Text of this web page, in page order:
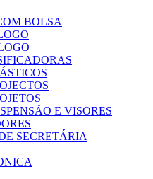
BOLSA
E VISORES
SECRETÁRIA